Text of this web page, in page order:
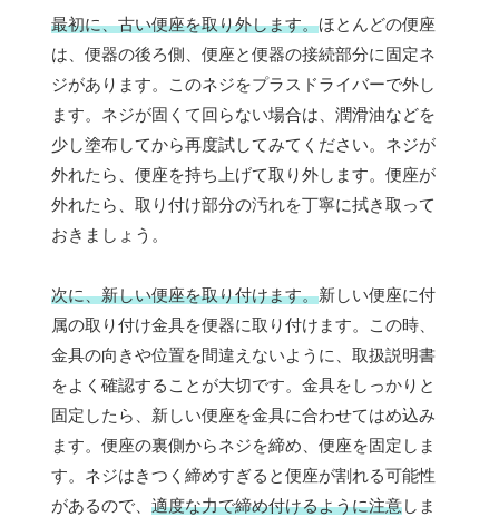
最初に、古い便座を取り外します。ほとんどの便座
は、便器の後ろ側、便座と便器の接続部分に固定ネ
ジがあります。このネジをプラスドライバーで外し
ます。ネジが固くて回らない場合は、潤滑油などを
少し塗布してから再度試してみてください。ネジが
外れたら、便座を持ち上げて取り外します。便座が
外れたら、取り付け部分の汚れを丁寧に拭き取って
おきましょう。
次に、新しい便座を取り付けます。新しい便座に付
属の取り付け金具を便器に取り付けます。この時、
金具の向きや位置を間違えないように、取扱説明書
をよく確認することが大切です。金具をしっかりと
固定したら、新しい便座を金具に合わせてはめ込み
ます。便座の裏側からネジを締め、便座を固定しま
す。ネジはきつく締めすぎると便座が割れる可能性
があるので、 適度な力で締め付けるように注意しま